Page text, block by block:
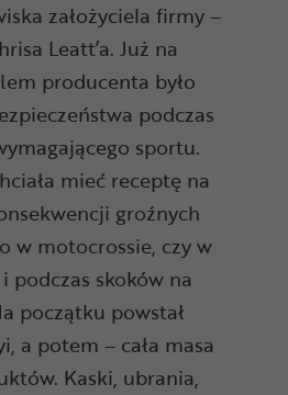
założyciela firmy –
Leatt’a. Już na
producenta było
podczas
sportu.
mieć receptę na
groźnych
w motocrossie, czy w
podczas skoków na
początku powstał
a potem – cała masa
Kaski, ubrania,